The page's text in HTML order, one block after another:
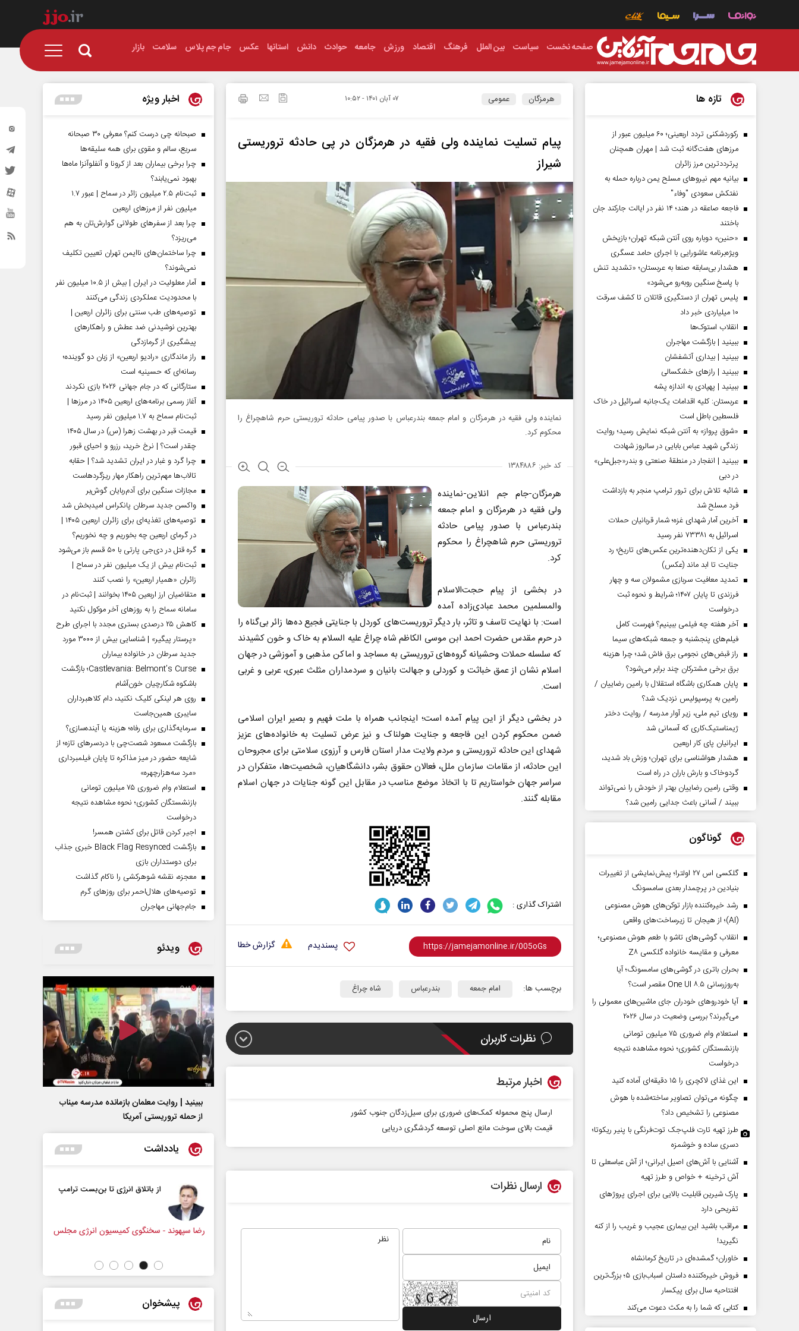
صفحه نخست سیاست بین الملل فرهنگ اقتصاد ورزش جامعه حوادث دانش استانها عکس جام جم پلاس سلامت بازار
هرمزگان عمومی ۰۷ آبان ۱۴۰۱ - ۱۰:۵۲
پیام تسلیت نماینده ولی فقیه در هرمزگان در پی حادثه تروریستی
شیراز
نماینده ولی فقیه در هرمزگان و امام جمعه بندرعباس با صدور پیامی حادثه تروریستی حرم شاهچراغ را
محکوم کرد.
کد خبر: ۱۳۸۴۸۸۶
هرمزگان-جام جم انلاین-نماینده
ولی فقیه در هرمزگان و امام جمعه
بندرعباس با صدور پیامی حادثه
تروریستی حرم شاهچراغ را محکوم
کرد.
در بخشی از پیام حجت‌الاسلام
والمسلمین محمد عبادی‌زاده آمده
است: با نهایت تاسف و تاثر، بار دیگر تروریست‌های کوردل با جنایتی فجیع ده‌ها زائر بی‌گناه را
در حرم مقدس حضرت احمد ابن موسی الکاظم شاه چراغ علیه السلام به خاک و خون کشیدند
که سلسله حملات وحشیانه گروه‌های تروریستی به مساجد و اماکن مذهبی و آموزشی در جهان
اسلام نشان از عمق خباثت و کوردلی و جهالت بانیان و سردمداران مثلث عبری، عربی و غربی
است.
در بخشی دیگر از این پیام آمده است؛ اینجانب همراه با ملت فهیم و بصیر ایران اسلامی
ضمن محکوم کردن این فاجعه و جنایت هولناک و نیز عرض تسلیت به خانواده‌های عزیز
شهدای این حادثه تروریستی و مردم ولایت مدار استان فارس و آرزوی سلامتی برای مجروحان
این حادثه، از مقامات سازمان ملل، فعالان حقوق بشر، دانشگاهیان، شخصیت‌ها، متفکران در
سراسر جهان خواستاریم تا با اتخاذ موضع مناسب در مقابل این گونه جنایات در جهان اسلام
مقابله گنند.
اشتراک گذاری :
گزارش خطا پسندیدم
برچسب ها: امام جمعه بندرعباس شاه چراغ
نظرات کاربران
اخبار مرتبط
ارسال پنج محموله کمک‌های ضروری برای سیل‌زدگان جنوب کشور
قیمت بالای سوخت مانع اصلی توسعه گردشگری دریایی
ارسال نظرات
تازه ها
رکوردشکنی تردد اربعینی؛ ۶۰ میلیون عبور از
مرزهای هفت‌گانه ثبت شد | مهران همچنان
پرترددترین مرز زائران
بیانیه مهم نیروهای مسلح یمن درباره حمله به
نفتکش سعودی "وفاء"
فاجعه صاعقه در هند؛ ۱۴ نفر در ایالت جارکند جان
باختند
«حنین» دوباره روی آنتن شبکه تهران؛ بازپخش
ویژه‌برنامه عاشورایی با اجرای حامد عسگری
هشدار بی‌سابقه صنعا به عربستان؛ «تشدید تنش
با پاسخ سنگین روبه‌رو می‌شود»
پلیس تهران از دستگیری قاتلان تا کشف سرقت
۱۰ میلیاردی خبر داد
انقلاب استوک‌ها
ببینید | بازگشت مهاجران
ببینید | بیداری آتشفشان
ببینید | رازهای خشکسالی
ببینید | پهپادی به اندازه پشه
عربستان: کلیه اقدامات یک‌جانبه اسرائیل در خاک
فلسطین باطل است
«شوق پرواز» به آنتن شبکه نمایش رسید؛ روایت
زندگی شهید عباس بابایی در سالروز شهادت
ببینید | انفجار در منطقۀ صنعتی و بندر«جبل‌علی»
در دبی
شائبه تلاش برای ترور ترامپ منجر به بازداشت
فرد مسلح شد
آخرین آمار شهدای غزه؛ شمار قربانیان حملات
اسرائیل به ۷۳۳۸۱ نفر رسید
یکی از تکان‌دهنده‌ترین عکس‌های تاریخ؛ رد
جنایت تا ابد ماند (عکس)
تمدید معافیت سربازی مشمولان سه و چهار
فرزندی تا پایان ۱۴۰۷؛ شرایط و نحوه ثبت
درخواست
آخر هفته چه فیلمی ببینیم؟ فهرست کامل
فیلم‌های پنجشنبه و جمعه شبکه‌های سیما
راز قبض‌های نجومی برق فاش شد؛ چرا هزینه
برق برخی مشترکان چند برابر می‌شود؟
پایان همکاری باشگاه استقلال با رامین رضاییان /
رامین به پرسپولیس نزدیک شد؟
رویای تیم ملی، زیر آوار مدرسه / روایت دختر
ژیمناستیک‌کاری که آسمانی شد
ایرانیان پای کار اربعین
هشدار هواشناسی برای تهران؛ وزش باد شدید،
گردوخاک و بارش باران در راه است
وقتی رامین رضاییان بهتر از خودش را نمی‌تواند
ببیند / آسانی باعث جدایی رامین شد؟
گوناگون
گلکسی اس ۲۷ اولترا؛ پیش‌نمایشی از تغییرات
بنیادین در پرچمدار بعدی سامسونگ
رشد خیره‌کننده بازار توکن‌های هوش مصنوعی
(AI)؛ از هیجان تا زیرساخت‌های واقعی
انقلاب گوشی‌های تاشو‌ با طعم هوش مصنوعی؛
معرفی و مقایسه خانواده گلکسی Z۸
بحران باتری در گوشی‌های سامسونگ؛ آیا
به‌روزرسانی One UI ۸.۵ مقصر است؟
آیا خودروهای خودران جای ماشین‌های معمولی را
می‌گیرند؟ بررسی وضعیت در سال ۲۰۲۶
استعلام وام ضروری ۷۵ میلیون تومانی
بازنشستگان کشوری؛ نحوه مشاهده نتیجه
درخواست
این غذای لاکچری را ۱۵ دقیقه‌ای آماده کنید
چگونه می‌توان تصاویر ساخته‌شده با هوش
مصنوعی را تشخیص داد؟
طرز تهیه تارت فلپ‌جک توت‌فرنگی با پنیر ریکوتا؛
دسری ساده و خوشمزه
آشنایی با آش‌های اصیل ایرانی؛ از آش عباسعلی تا
آش ترخینه + خواص و طرز تهیه
پارک شیرین قابلیت‌ بالایی برای اجرای پروژهای
تفریحی دارد
مراقب باشید این بیماری عجیب و غریب را از کنه
نگیرید!
خاوران؛ گمشده‌ای در تاریخ کرمانشاه
فروش خیره‌کننده داستان اسباب‌بازی ۵؛ بزرگ‌ترین
افتتاحیه سال برای پیکسار
کتابی که شما را به مکث دعوت می‌کند
اخبار ویژه
صبحانه چی درست کنم؟ معرفی ۳۰ صبحانه
سریع، سالم و مقوی برای همه سلیقه‌ها
چرا برخی بیماران بعد از کرونا و آنفلوآنزا ماه‌ها
بهبود نمی‌یابند؟
ثبت‌نام ۲.۵ میلیون زائر در سماح | عبور ۱.۷
میلیون نفر از مرز‌های اربعین
چرا بعد از سفرهای طولانی گوارش‌تان به هم
می‌ریزد؟
چرا ساختمان‌های ناایمن تهران تعیین تکلیف
نمی‌شوند؟
آمار معلولیت در ایران | بیش از ۱۰.۵ میلیون نفر
با محدودیت عملکردی زندگی می‌کنند
توصیه‌های طب سنتی برای زائران اربعین |
بهترین نوشیدنی ضد عطش و راهکارهای
پیشگیری از گرمازدگی
راز ماندگاری «رادیو اربعین» از زبان دو گوینده؛
رسانه‌ای که حسینیه است
ستارگانی که در جام جهانی ۲۰۲۶ بازی نکردند
آغاز رسمی برنامه‌های اربعین ۱۴۰۵ در مرز‌ها |
ثبت‌نام سماح به ۱.۷ میلیون نفر رسید
قیمت قبر در بهشت زهرا (س) در سال ۱۴۰۵
چقدر است؟ | نرخ خرید، رزرو و احیای قبور
چرا گرد و غبار در ایران تشدید شد؟ | حقابه
تالاب‌ها مهم‌ترین راهکار مهار ریزگردهاست
مجازات سنگین برای آدم‌ربایان گوش‌بر
واکسن جدید سرطان پانکراس امیدبخش شد
توصیه‌های تغذیه‌ای برای زائران اربعین ۱۴۰۵ |
در گرمای اربعین چه بخوریم و چه نخوریم؟
گره قتل در دی‌جی پارتی با ۵۰ قسم باز می‌شود
ثبت‌نام بیش از یک میلیون نفر در سماح |
زائران «همیار اربعین» را نصب کنند
متقاضیان ارز اربعین ۱۴۰۵ بخوانند | ثبت‌نام در
سامانه سماح را به روز‌های آخر موکول نکنید
کاهش ۲۵ درصدی بستری مجدد با اجرای طرح
«پرستار پیگیر» | شناسایی بیش از ۳۰۰۰ مورد
جدید سرطان در خانواده بیماران
Castlevania: Belmont’s Curse؛ بازگشت
باشکوه شکارچیان خون‌آشام
روی هر لینکی کلیک نکنید، دام کلاهبرداران
سایبری همین‌جاست
سرمایه‌گذاری برای رفاه؛ هزینه یا آینده‌سازی؟
بازگشت مسعود شصت‌چی با دردسر‌های تازه؛ از
شایعه حضور در میز مذاکره تا پایان فیلمبرداری
«مرد سه‌هزارچهره»
استعلام وام ضروری ۷۵ میلیون تومانی
بازنشستگان کشوری؛ نحوه مشاهده نتیجه
درخواست
اجیر کردن قاتل برای کشتن همسر!
بازگشت Black Flag Resynced خبری جذاب
برای دوستداران بازی
معجزه، نقشه شوهرکشی را ناکام گذاشت
توصیه‌های هلال‌احمر برای روز‌های گرم
جام‌جهانی مهاجران
ویدئو
ببینید | روایت معلمان بازمانده مدرسه میناب
از حمله تروریستی آمریکا
یادداشت
مسائل منطقه
حادثه‌های کوچک سرنوشت‌های
بزرگ
محمدجعفر محمدزاده - نویسنده و پژوهشگر
مدیریت ایرانی بر شناور‌های مضر
دکتر حسن عابدینی - معاون سیاسی سازمان
صداوسیما
رحمت‌الله نوروزی - عضو کمیسیون اجتماعی
از باتلاق انرژی تا بن‌بست ترامپ
رضا سپهوند - سخنگوی کمیسیون انرژی مجلس
پیشخوان